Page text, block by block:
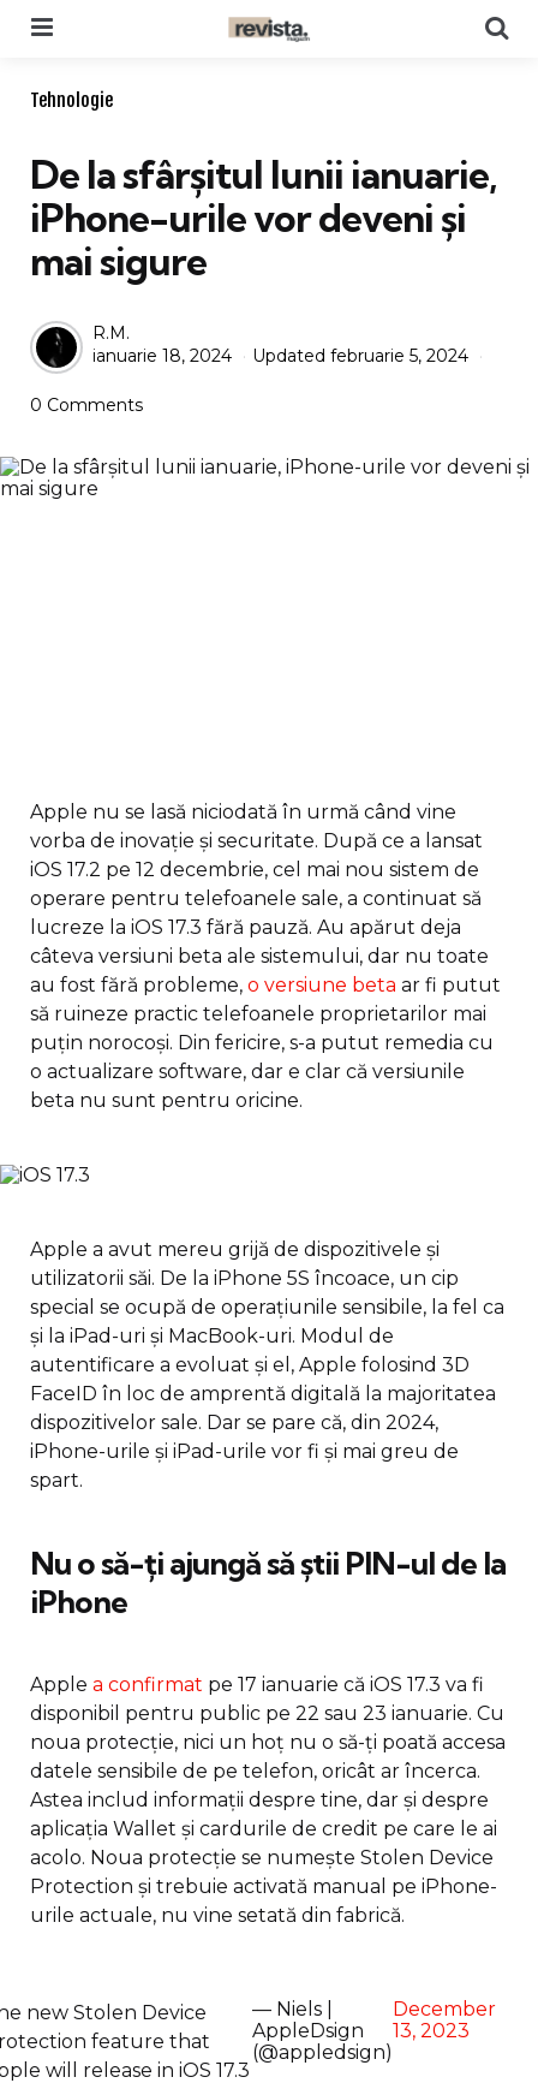
Categories
Tehnologie
De la sfârșitul lunii ianuarie,
iPhone-urile vor deveni și
mai sigure
Posted
by
R.M.
ianuarie 18, 2024
Updated februarie 5, 2024
0 Comments
Apple nu se lasă niciodată în urmă când vine
vorba de inovație și securitate. După ce a lansat
iOS 17.2 pe 12 decembrie, cel mai nou sistem de
operare pentru telefoanele sale, a continuat să
lucreze la iOS 17.3 fără pauză. Au apărut deja
câteva versiuni beta ale sistemului, dar nu toate
au fost fără probleme, o versiune beta ar fi putut
să ruineze practic telefoanele proprietarilor mai
puțin norocoși. Din fericire, s-a putut remedia cu
o actualizare software, dar e clar că versiunile
beta nu sunt pentru oricine.
Apple a avut mereu grijă de dispozitivele și
utilizatorii săi. De la iPhone 5S încoace, un cip
special se ocupă de operațiunile sensibile, la fel ca
și la iPad-uri și MacBook-uri. Modul de
autentificare a evoluat și el, Apple folosind 3D
FaceID în loc de amprentă digitală la majoritatea
dispozitivelor sale. Dar se pare că, din 2024,
iPhone-urile și iPad-urile vor fi și mai greu de
spart.
Nu o să-ți ajungă să știi PIN-ul de la
iPhone
Apple a confirmat pe 17 ianuarie că iOS 17.3 va fi
disponibil pentru public pe 22 sau 23 ianuarie. Cu
noua protecție, nici un hoț nu o să-ți poată accesa
datele sensibile de pe telefon, oricât ar încerca.
Astea includ informații despre tine, dar și despre
aplicația Wallet și cardurile de credit pe care le ai
acolo. Noua protecție se numește Stolen Device
Protection și trebuie activată manual pe iPhone-
urile actuale, nu vine setată din fabrică.
new Stolen Device
feature that
will release in iOS 17.3
— Niels |
AppleDsign
(@appledsign)
December
13, 2023